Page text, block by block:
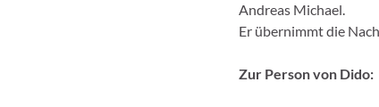
Andreas Michael.
Er übernimmt die
Zur Person von Dido: